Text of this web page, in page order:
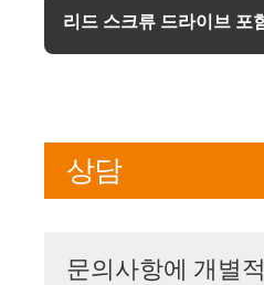
리드 스크류 드라이브 포
상담
문의사항에 개별